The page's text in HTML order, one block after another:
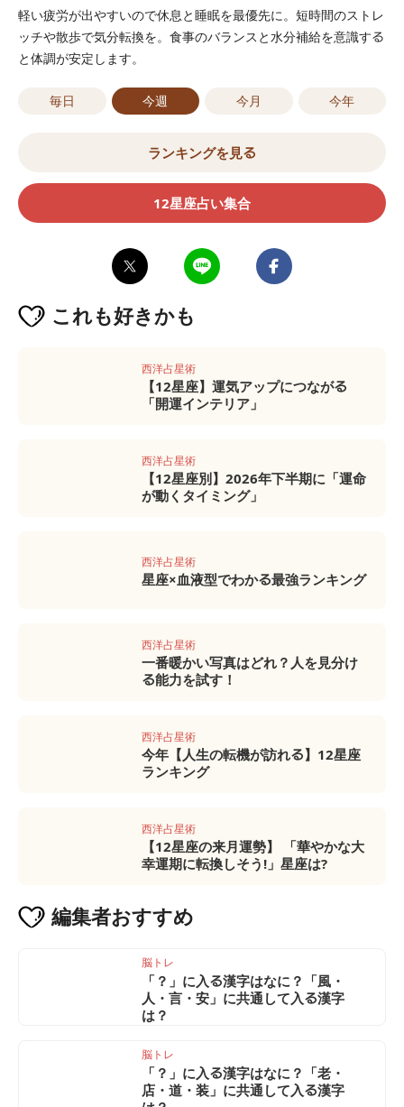
軽い疲労が出やすいので休息と睡眠を最優先に。短時間のストレ
ッチや散歩で気分転換を。食事のバランスと水分補給を意識する
と体調が安定します。
毎日 今週 今月 今年
ランキングを見る
12星座占い集合
これも好きかも
西洋占星術
【12星座】運気アップにつながる
「開運インテリア」
西洋占星術
【12星座別】2026年下半期に「運命
が動くタイミング」
西洋占星術
星座×血液型でわかる最強ランキング
西洋占星術
一番暖かい写真はどれ？人を見分け
る能力を試す！
西洋占星術
今年【人生の転機が訪れる】12星座
ランキング
西洋占星術
【12星座の来月運勢】 「華やかな大
幸運期に転換しそう!」星座は?
編集者おすすめ
脳トレ
「？」に入る漢字はなに？「風・
人・言・安」に共通して入る漢字
は？
脳トレ
「？」に入る漢字はなに？「老・
店・道・装」に共通して入る漢字